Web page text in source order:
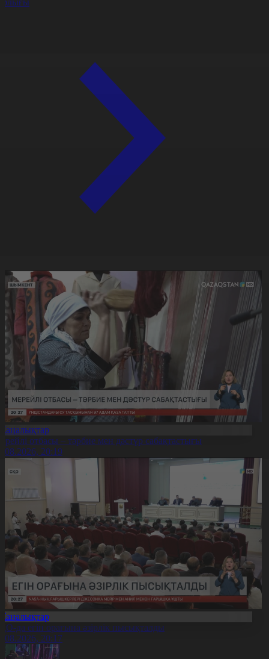
отбасы – тәрбие мен дәстүр сабақтастығы
20:19
да егін орағына әзірлік пысықталды
20:17